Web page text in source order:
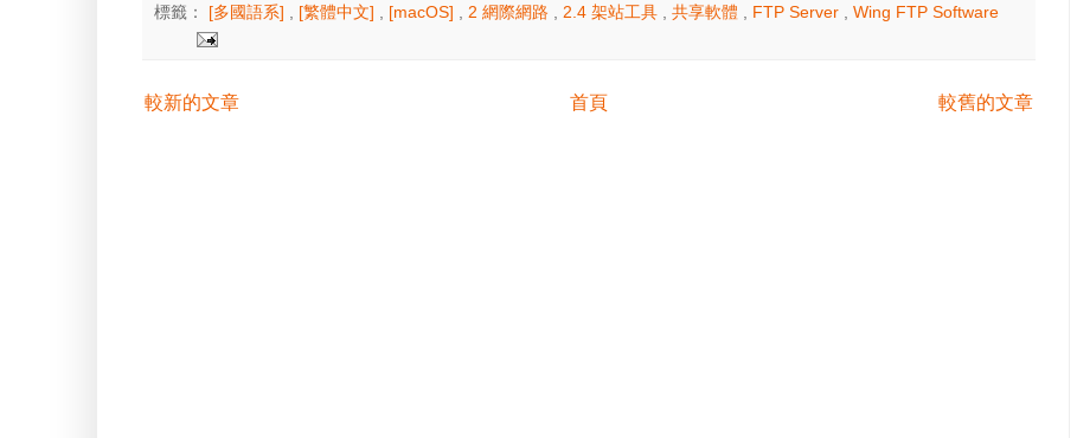
標籤： [多國語系] [繁體中文] [macOS] 2 網際網路 2.4 架站工具 共享軟體 FTP Server Wing FTP Software
較新的文章 較舊的文章
首頁